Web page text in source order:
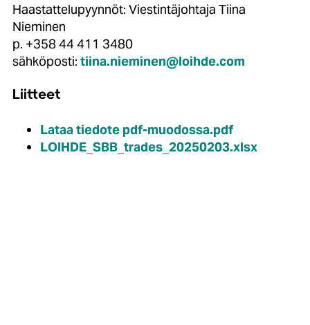
Haastattelupyynnöt: Viestintäjohtaja Tiina
Nieminen
p. +358 44 411 3480
sähköposti: tiina.nieminen@loihde.com
Liitteet
Lataa tiedote pdf-muodossa.pdf
LOIHDE_SBB_trades_20250203.xlsx